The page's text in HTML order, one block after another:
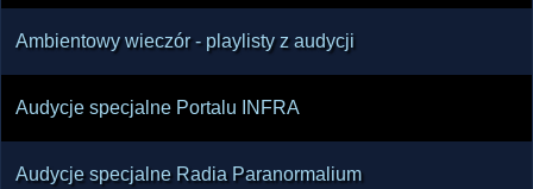
Ambientowy wieczór - playlisty z audycji
Audycje specjalne Portalu INFRA
Audycje specjalne Radia Paranormalium